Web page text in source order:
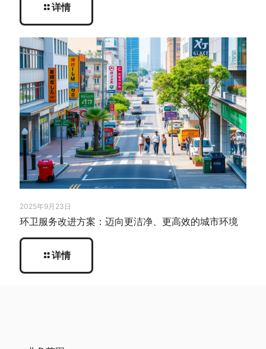
详情
2025年9月23日
环卫服务改进方案：迈向更洁净、更高效的城市环境
详情